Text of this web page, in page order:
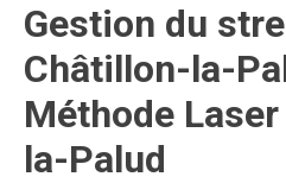
Gestion du
Châtillon-la-
Méthode
la-Palud